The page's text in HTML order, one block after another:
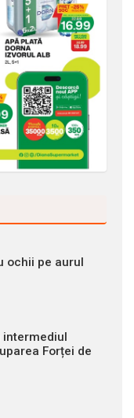
ochii pe aurul
intermediul
Forței de